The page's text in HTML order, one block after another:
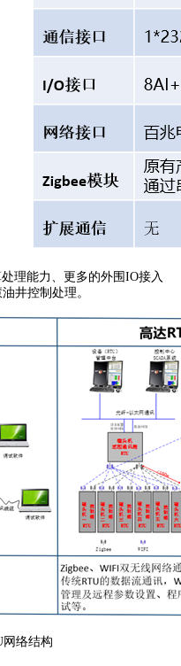
理能力、更多的外围IO接入
井控制处理。
络结构